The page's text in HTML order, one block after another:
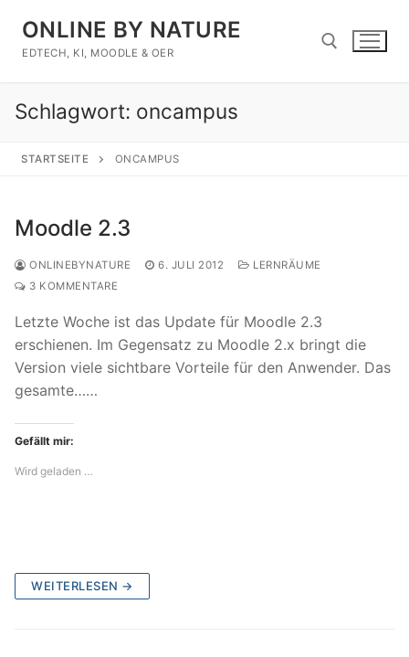
Inhalt
springen
ONLINE BY NATURE
EDTECH, KI, MOODLE & OER
Suchen nach:
Schlagwort: oncampus
STARTSEITE ONCAMPUS
Moodle 2.3
ONLINEBYNATURE 6. JULI 2012
LERNRÄUME
3 KOMMENTARE
Letzte Woche ist das Update für Moodle 2.3
erschienen. Im Gegensatz zu Moodle 2.x bringt die
Version viele sichtbare Vorteile für den Anwender. Das
gesamte……
Gefällt mir:
Wird geladen …
WEITERLESEN →